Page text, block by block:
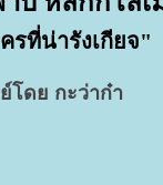
รที่น่ารังเกียจ"
ดย กะว่าก๋า